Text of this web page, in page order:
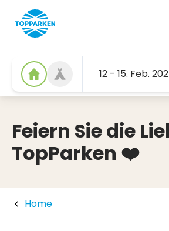
12 - 15. Feb.
Feiern Sie die
TopParken ❤️
Home